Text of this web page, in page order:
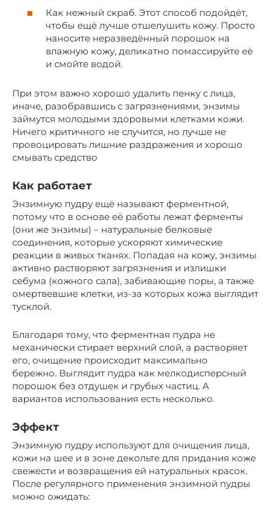
Как нежный скраб. Этот способ подойдёт,
чтобы ещё лучше отшелушить кожу. Просто
наносите неразведённый порошок на
влажную кожу, деликатно помассируйте её
и смойте водой.
При этом важно хорошо удалить пенку с лица,
иначе, разобравшись с загрязнениями, энзимы
займутся молодыми здоровыми клетками кожи.
Ничего критичного не случится, но лучше не
провоцировать лишние раздражения и хорошо
смывать средство
Как работает
Энзимную пудру ещё называют ферментной,
потому что в основе её работы лежат ферменты
(они же энзимы) – натуральные белковые
соединения, которые ускоряют химические
реакции в живых тканях. Попадая на кожу, энзимы
активно растворяют загрязнения и излишки
себума (кожного сала), забивающие поры, а также
омертвевшие клетки, из-за которых кожа выглядит
тусклой.
Благодаря тому, что ферментная пудра не
механически стирает верхний слой, а растворяет
его, очищение происходит максимально
бережно. Выглядит пудра как мелкодисперсный
порошок без отдушек и грубых частиц. А
вариантов использования есть несколько.
Эффект
Энзимную пудру используют для очищения лица,
кожи на шее и в зоне декольте для придания коже
свежести и возвращения ей натуральных красок.
После регулярного применения энзимной пудры
можно ожидать: